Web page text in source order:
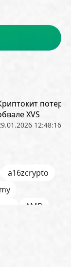
XVS
12:48:16
a16zcrypto
AMD